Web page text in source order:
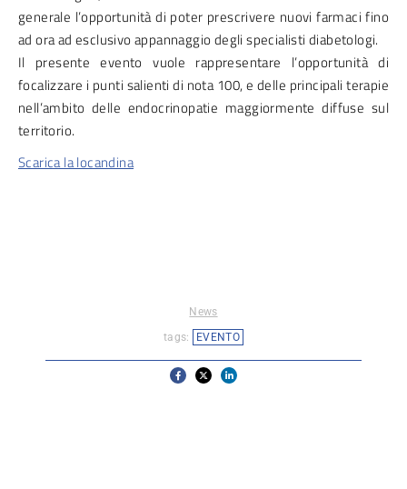
generale l’opportunità di poter prescrivere nuovi farmaci fino
ad ora ad esclusivo appannaggio degli specialisti diabetologi.
Il presente evento vuole rappresentare l’opportunità di
focalizzare i punti salienti di nota 100, e delle principali terapie
nell’ambito delle endocrinopatie maggiormente diffuse sul
territorio.
Scarica la locandina
News
tags:
EVENTO